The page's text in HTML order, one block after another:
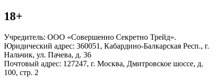
18+
Учредитель: ООО «Совершенно Секретно Трейд».
Юридический адрес: 360051, Кабардино-Балкарская Респ., г.
Нальчик, ул. Пачева, д. 36
Почтовый адрес: 127247, г. Москва, Дмитровское шоссе, д.
100, стр. 2